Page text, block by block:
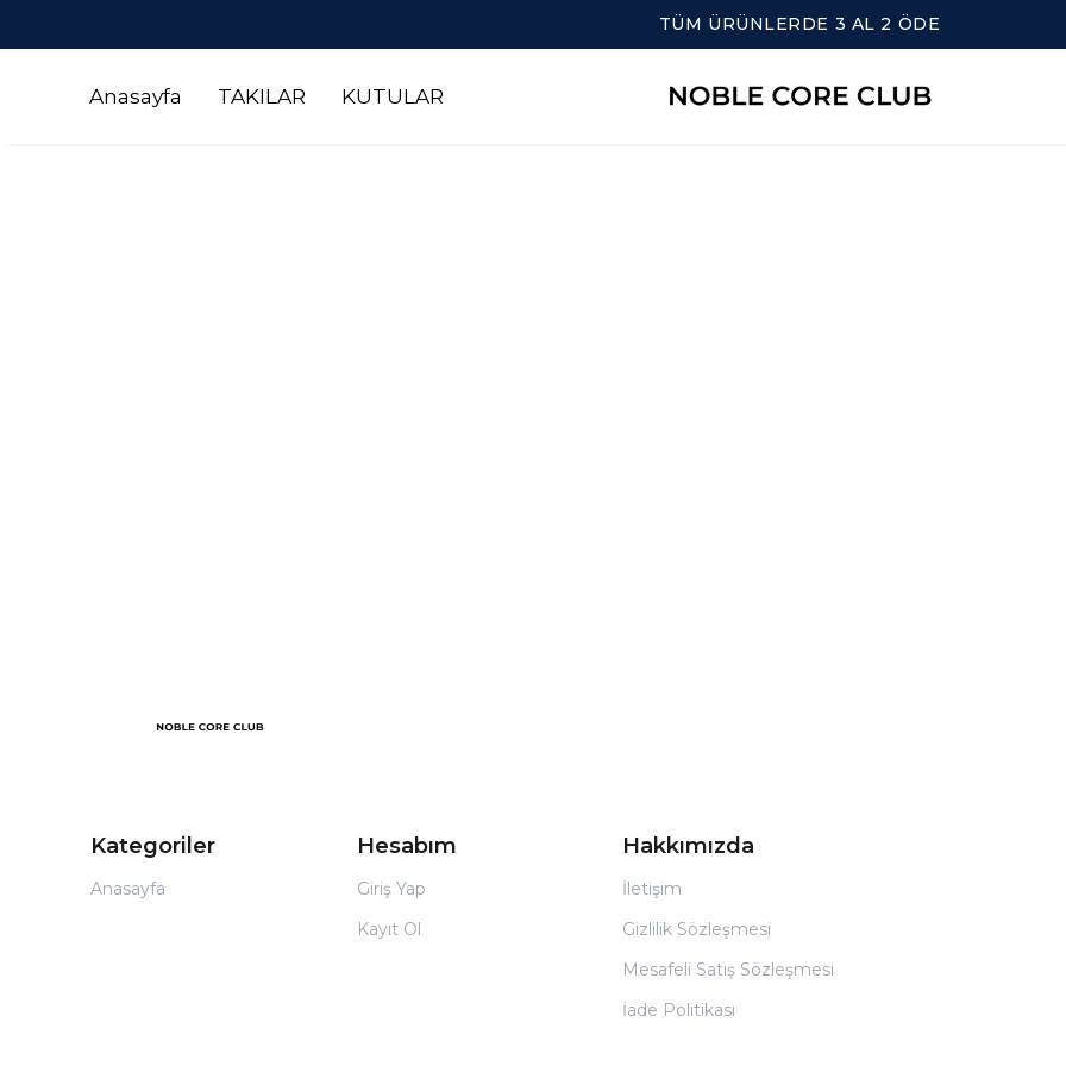
TÜM ÜRÜNLERDE 3 AL 2 ÖDE
Anasayfa TAKILAR KUTULAR
Kategoriler
Anasayfa
Hesabım
Giriş Yap
Kayıt Ol
Hakkımızda
İletişim
Gizlilik Sözleşmesi
Mesafeli Satış Sözleşmesi
İade Politikası